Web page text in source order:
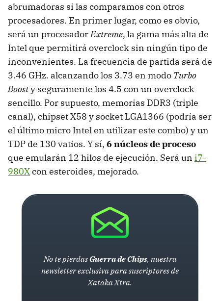
abrumadoras si las comparamos con otros
procesadores. En primer lugar, como es obvio,
será un procesadorExtreme, la gama más alta de
Intel que permitirá overclock sin ningún tipo de
inconvenientes. La frecuencia de partida será de
3.46 GHz. alcanzando los 3.73 en modo Turbo
Boosty seguramente los 4.5 con un overclock
sencillo. Por supuesto, memorias DDR3 (triple
canal), chipset X58 y socket LGA1366 (podría ser
el último micro Intel en utilizar este combo) y un
TDP de 130 vatios. Y sí, 6 núcleos de proceso
que emularán 12 hilos de ejecución. Será un i7-
980Xcon esteroides, mejorado.
No te pierdasGuerra de Chips, nuestra
newsletter exclusiva para suscriptores de
Xataka Xtra.